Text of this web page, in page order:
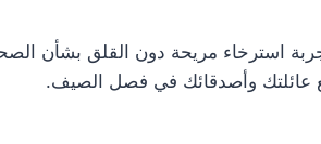
مريحة دون القلق بشأن الصحة
عائلتك وأصدقائك في فصل الصيف.